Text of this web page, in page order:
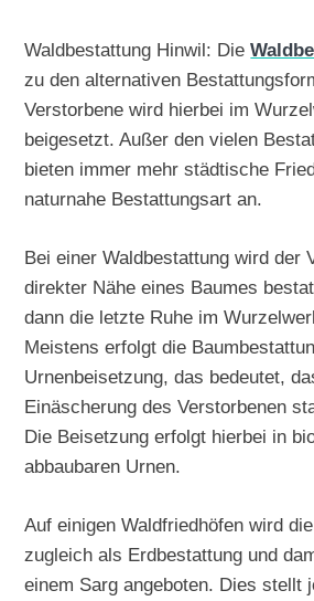
Waldbestattung Hinwil: Die
zu den alternativen
Verstorbene wird hierbei im
beigesetzt. Außer den vielen
bieten immer mehr städtische
naturnahe Bestattungsart an.
Bei einer Waldbestattung wird der
direkter Nähe eines Baumes
dann die letzte Ruhe im
Meistens erfolgt die
Urnenbeisetzung, das bedeutet,
Einäscherung des Verstorbenen
Die Beisetzung erfolgt hierbei in
abbaubaren Urnen.
Auf einigen Waldfriedhöfen wird
zugleich als Erdbestattung und
einem Sarg angeboten. Dies stellt